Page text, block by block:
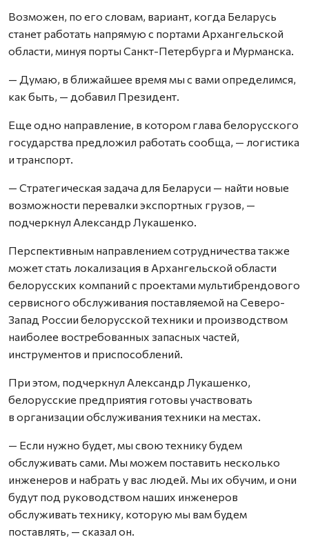
Возможен, по его словам, вариант, когда Беларусь
станет работать напрямую с портами Архангельской
области, минуя порты Санкт-Петербурга и Мурманска.
— Думаю, в ближайшее время мы с вами определимся,
как быть, — добавил Президент.
Еще одно направление, в котором глава белорусского
государства предложил работать сообща, — логистика
и транспорт.
— Стратегическая задача для Беларуси — найти новые
возможности перевалки экспортных грузов, —
подчеркнул Александр Лукашенко.
Перспективным направлением сотрудничества также
может стать локализация в Архангельской области
белорусских компаний с проектами мультибрендового
сервисного обслуживания поставляемой на Северо-
Запад России белорусской техники и производством
наиболее востребованных запасных частей,
инструментов и приспособлений.
При этом, подчеркнул Александр Лукашенко,
белорусские предприятия готовы участвовать
в организации обслуживания техники на местах.
— Если нужно будет, мы свою технику будем
обслуживать сами. Мы можем поставить несколько
инженеров и набрать у вас людей. Мы их обучим, и они
будут под руководством наших инженеров
обслуживать технику, которую мы вам будем
поставлять, — сказал он.